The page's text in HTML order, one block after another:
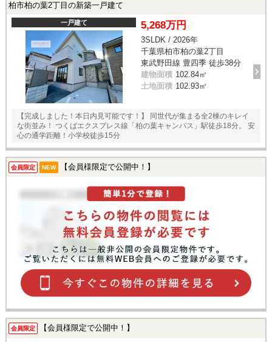
柏市柏の葉2丁目の新築一戸建て
一戸建て 5,268万円
3SLDK / 2026年
千葉県柏市柏の葉2丁目
東武野田線 豊四季 徒歩38分
建物面積 102.84㎡
土地面積 102.93㎡
【完成しました！本日内見可能です！】 同世代が集まる全2棟のキレイ
な街並み！ つくばエクスプレス線「柏の葉キャンパス」駅徒歩18分。 安
心の通学距離！小学校徒歩15分
会員限定 NEW 【会員様限定で公開中！】
会員限定 【会員様限定で公開中！】